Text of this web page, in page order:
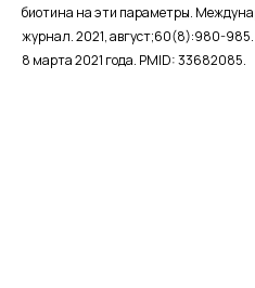
биотина на эти параметры.
журнал. 2021, август;60(8):980-985.
8 марта 2021 года. PMID: 33682085.